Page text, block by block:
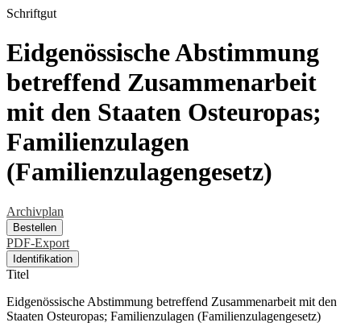
Schriftgut
Eidgenössische Abstimmung
betreffend Zusammenarbeit
mit den Staaten Osteuropas;
Familienzulagen
(Familienzulagengesetz)
Archivplan
Bestellen
PDF-Export
Identifikation
Titel
Eidgenössische Abstimmung betreffend Zusammenarbeit mit den
Staaten Osteuropas; Familienzulagen (Familienzulagengesetz)